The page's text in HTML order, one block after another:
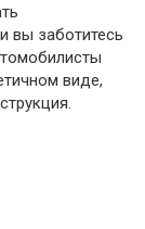
вы заботитесь
виде,